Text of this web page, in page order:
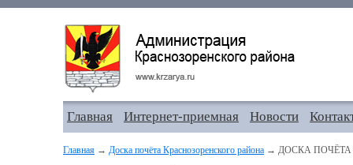
Главная Интернет-приемная Новости
Главная → Доска почёта Краснозоренского района → ДОСКА ПОЧЁТА